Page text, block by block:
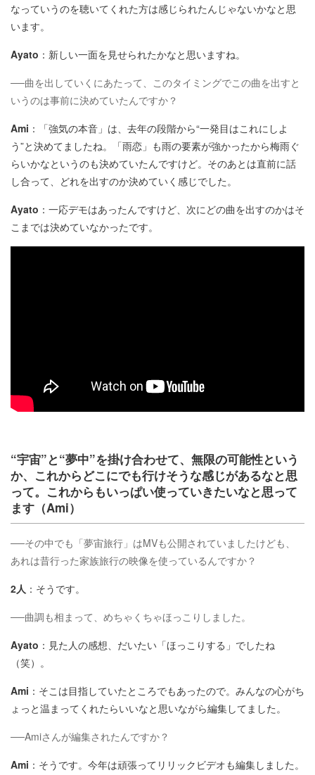
なっていうのを聴いてくれた方は感じられたんじゃないかなと思
います。
Ayato ：新しい一面を見せられたかなと思いますね。
──曲を出していくにあたって、このタイミングでこの曲を出すと
いうのは事前に決めていたんですか？
Ami ：「強気の本音」は、去年の段階から“一発目はこれにしよ
う”と決めてましたね。「雨恋」も雨の要素が強かったから梅雨ぐ
らいかなというのも決めていたんですけど。そのあとは直前に話
し合って、どれを出すのか決めていく感じでした。
Ayato ：一応デモはあったんですけど、次にどの曲を出すのかはそ
こまでは決めていなかったです。
“宇宙”と“夢中”を掛け合わせて、無限の可能性という
か、これからどこにでも行けそうな感じがあるなと思
って。これからもいっぱい使っていきたいなと思って
ます（Ami）
──その中でも「夢宙旅行」はMVも公開されていましたけども、
あれは昔行った家族旅行の映像を使っているんですか？
2人 ：そうです。
──曲調も相まって、めちゃくちゃほっこりしました。
Ayato ：見た人の感想、だいたい「ほっこりする」でしたね
（笑）。
Ami ：そこは目指していたところでもあったので。みんなの心がち
ょっと温まってくれたらいいなと思いながら編集してました。
──Amiさんが編集されたんですか？
Ami ：そうです。今年は頑張ってリリックビデオも編集しました。